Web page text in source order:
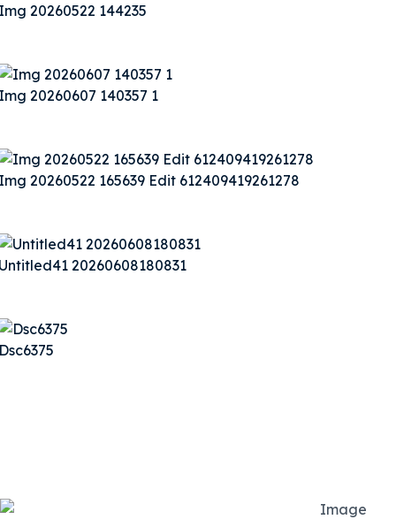
20260522 144235
20260607 140357 1
20260522 165639 Edit 612409419261278
20260608180831